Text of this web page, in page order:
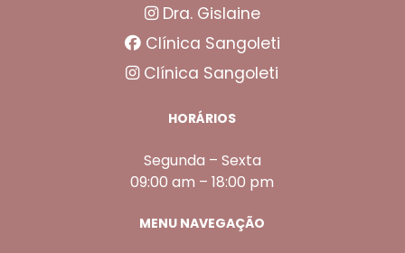
Dra. Gislaine
Clínica Sangoleti
Clínica Sangoleti
HORÁRIOS
Segunda – Sexta
09:00 am – 18:00 pm
MENU NAVEGAÇÃO